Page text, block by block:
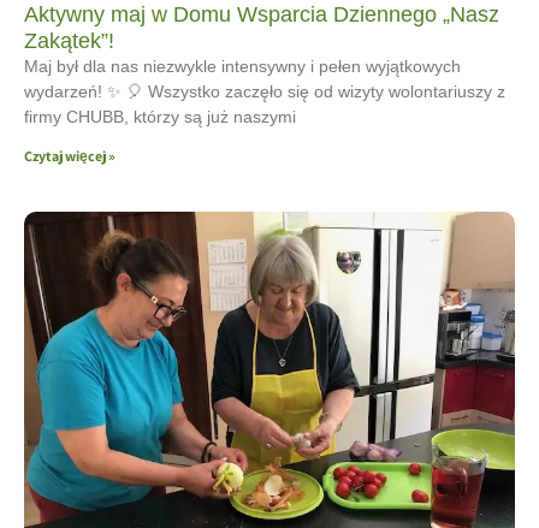
Aktywny maj w Domu Wsparcia Dziennego „Nasz
Zakątek”!
Maj był dla nas niezwykle intensywny i pełen wyjątkowych
wydarzeń! ✨ 🎈 Wszystko zaczęło się od wizyty wolontariuszy z
firmy CHUBB, którzy są już naszymi
Czytaj więcej »